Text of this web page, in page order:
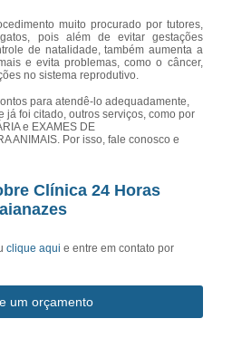
muito procurado por tutores,
pois além de evitar gestações
de natalidade, também aumenta a
e evita problemas, como o câncer,
no sistema reprodutivo.
para atendê-lo adequadamente,
já foi citado, outros serviços, como por
e EXAMES DE
ANIMAIS. Por isso, fale conosco e
Clínica 24 Horas
clique aqui e entre em contato por
um orçamento